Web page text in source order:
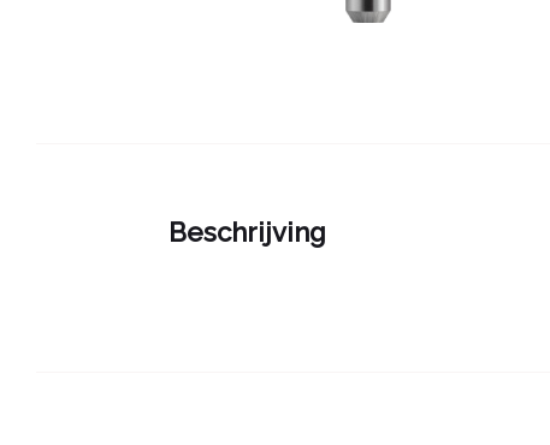
Beschrijving